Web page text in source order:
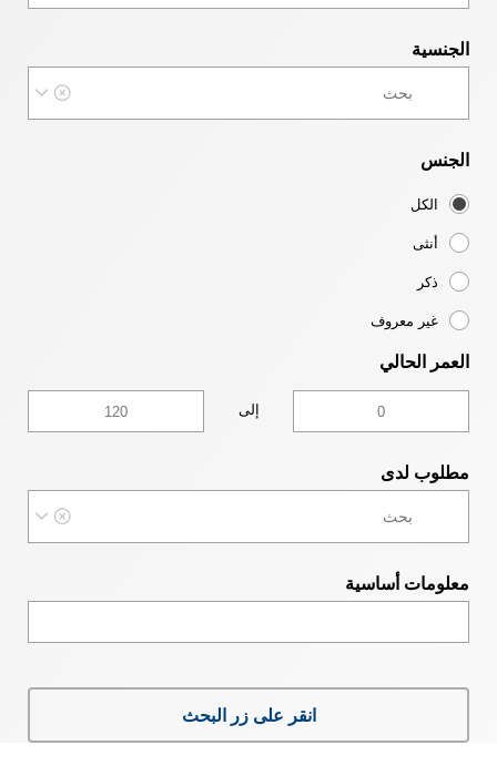
الجنسية
الجنس
الكل
أنثى
ذكر
غير معروف
العمر الحالي
إلى
مطلوب لدى
معلومات أساسية
انقر على زر البحث